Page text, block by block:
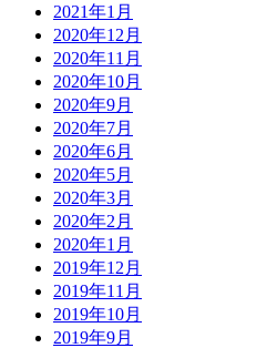
2021年1月
2020年12月
2020年11月
2020年10月
2020年9月
2020年7月
2020年6月
2020年5月
2020年3月
2020年2月
2020年1月
2019年12月
2019年11月
2019年10月
2019年9月